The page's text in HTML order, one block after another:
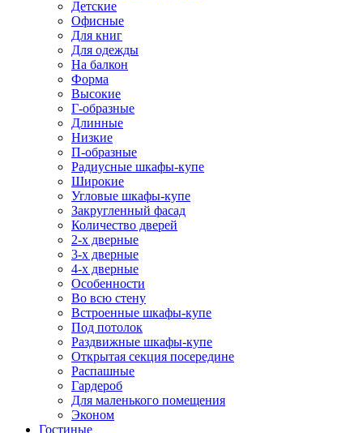
Детские
Офисные
Для книг
Для одежды
На балкон
Форма
Высокие
Г-образные
Длинные
Низкие
П-образные
Радиусные шкафы-купе
Широкие
Угловые шкафы-купе
Закругленный фасад
Количество дверей
2-х дверные
3-х дверные
4-х дверные
Особенности
Во всю стену
Встроенные шкафы-купе
Под потолок
Раздвижные шкафы-купе
Открытая секция посередине
Распашные
Гардероб
Для маленького помещения
Эконом
Гостиные